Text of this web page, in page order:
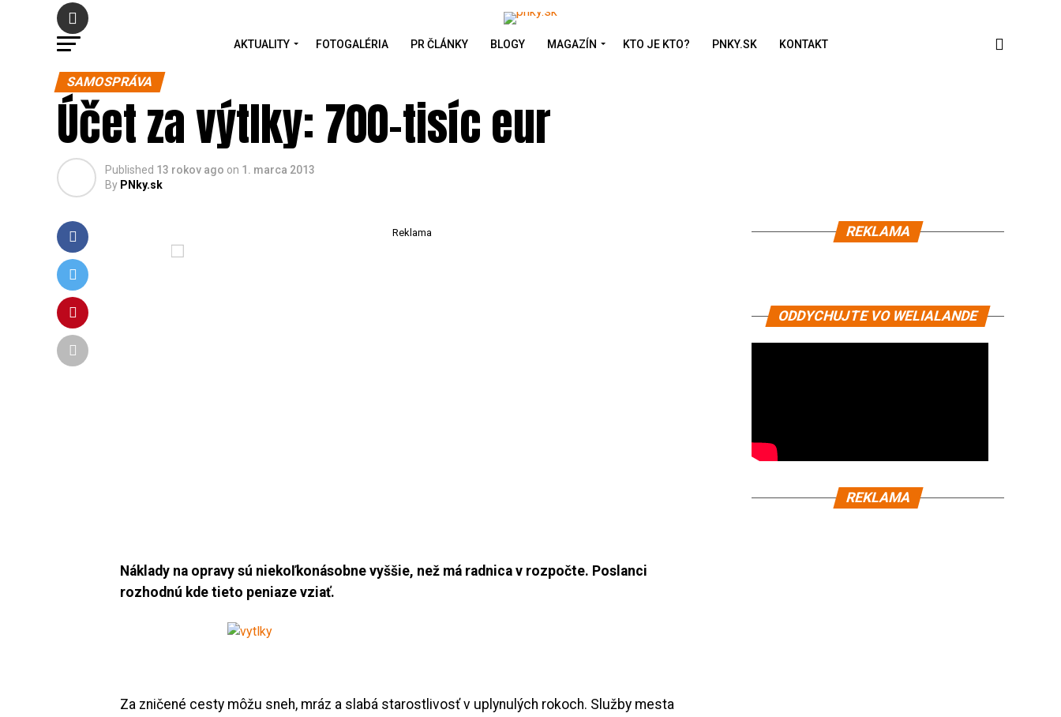
AKTUALITY FOTOGALÉRIA PR ČLÁNKY BLOGY MAGAZÍN KTO JE KTO? PNKY.SK KONTAKT
SAMOSPRÁVA
Účet za výtlky: 700-tisíc eur
Published 13 rokov ago on 1. marca 2013
By PNky.sk
Reklama
Náklady na opravy sú niekoľkonásobne vyššie, než má radnica v rozpočte. Poslanci
rozhodnú kde tieto peniaze vziať.
Za zničené cesty môžu sneh, mráz a slabá starostlivosť v uplynulých rokoch. Služby mesta
REKLAMA
ODDYCHUJTE VO WELIALANDE
REKLAMA